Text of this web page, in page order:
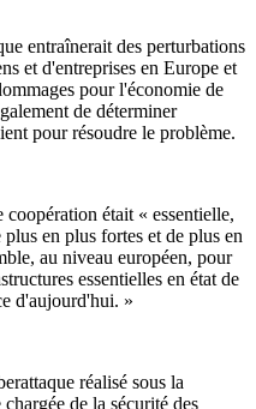
entraînerait des perturbations
et d'entreprises en Europe et
pour l'économie de
de déterminer
pour résoudre le problème.
était « essentielle,
en plus fortes et de plus en
au niveau européen, pour
essentielles en état de
d'aujourd'hui. »
réalisé sous la
de la sécurité des